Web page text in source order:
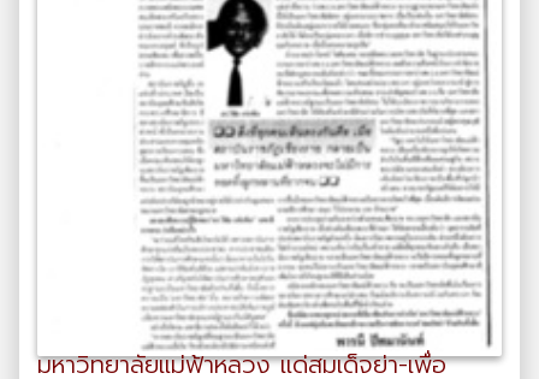
มหาวิทยาลัยแม่ฟ้าหลวง แด่สมเด็จย่า-เพื่อ